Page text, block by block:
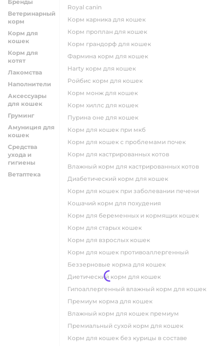
Бренды
Ветеринарный
корм
Корм для
кошек
Корм для
котят
Лакомства
Наполнители
Аксессуары
для кошек
Груминг
Амуниция для
кошек
Средства
ухода и
гигиены
Ветаптека
royal canin
корм карника для кошек
корм проплан для кошек
корм грандорф для кошек
фармина корм для кошек
harty корм для кошек
ройбис корм для кошек
корм монж для кошек
корм хиллс для кошек
пурина оне для кошек
корм для кошек при мкб
корм для кошек с проблемами почек
Корм для кастрированных котов
влажный корм для кастрированных котов
диабетический корм для кошек
корм для кошек при заболевании печени
кошачий корм для похудения
корм для беременных и кормящих кошек
корм для старых кошек
корм для взрослых кошек
корм для кошек противоаллергенный
беззерновые корма для кошек
диетический корм для кошек
гипоаллергенный влажный корм для кошек
премиум корма для кошек
влажный корм для кошек премиум
премиальный сухой корм для кошек
корм для кошек без курицы в составе